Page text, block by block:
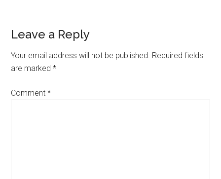
Reader
Interactions
Leave a Reply
Your email address will not be published. Required fields
are marked*
Comment*